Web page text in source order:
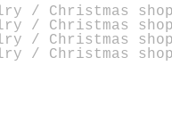
/ Christmas
/ Christmas
/ Christmas
/ Christmas